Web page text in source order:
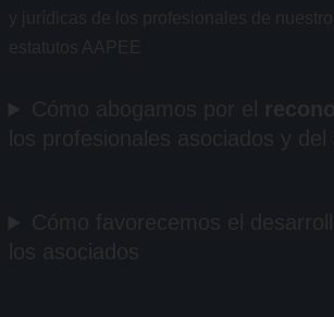
y jurídicas de los profesionales de nuestro
estatutos AAPEE
Cómo abogamos por el
los profesionales asociados y del
Cómo favorecemos el
los asociados